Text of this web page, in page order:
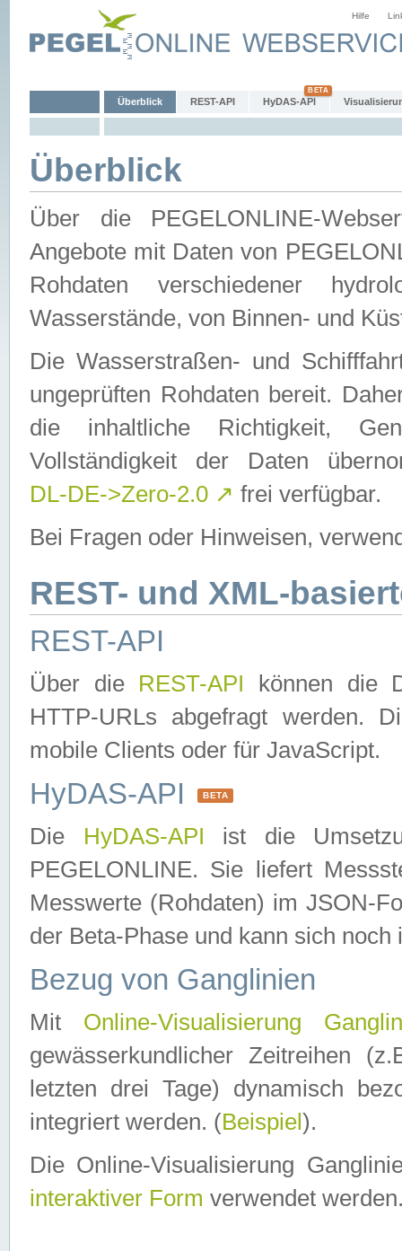
Hilfe
Überblick REST-API HyDAS-API
Überblick
Über die PEGELONLINE-
Angebote mit Daten von
Rohdaten verschiedener
Wasserstände, von Binnen- und
Die Wasserstraßen- und
ungeprüften Rohdaten bereit.
die inhaltliche Richtigkeit,
Vollständigkeit der Daten
DL-DE->Zero-2.0 ↗ frei verfügbar.
Bei Fragen oder Hinweisen,
REST- und XML-
REST-API
Über die REST-API können die
HTTP-URLs abgefragt werden.
mobile Clients oder für JavaScript.
HyDAS-API BETA
Die HyDAS-API ist die
PEGELONLINE. Sie liefert
Messwerte (Rohdaten) im JSON-
der Beta-Phase und kann sich noch
Bezug von Ganglinien
Mit Online-Visualisierung
gewässerkundlicher Zeitreihen
letzten drei Tage) dynamisch
integriert werden. (Beispiel ).
Die Online-Visualisierung
interaktiver Form verwendet